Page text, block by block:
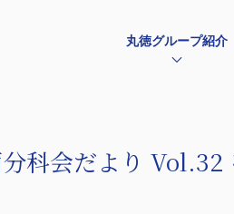
丸徳グループ紹介
分科会だより Vol.32